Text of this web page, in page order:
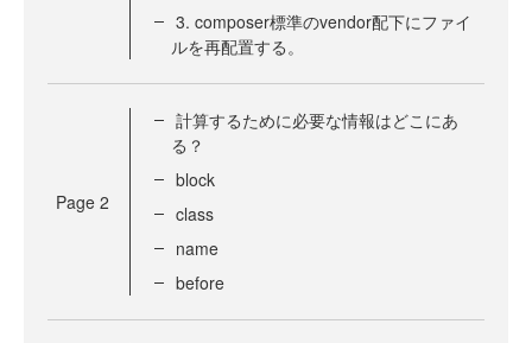
3. composer標準のvendor配下にファイ
ルを再配置する。
Page 2
計算するために必要な情報はどこにあ
る？
block
class
name
before